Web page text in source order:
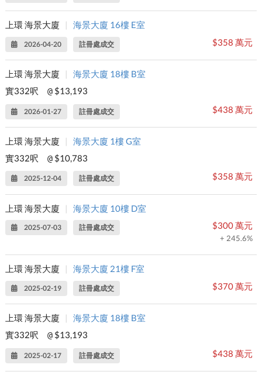
上環 海景大廈 | 海景大廈 16樓 E室
2026-04-20 註冊處成交 $358 萬元
上環 海景大廈 |
海景大廈 18樓 B室
實332呎
@ $13,193
2026-01-27 註冊處成交 $438 萬元
上環 海景大廈 |
海景大廈 1樓 G室
實332呎
@ $10,783
2025-12-04 註冊處成交 $358 萬元
上環 海景大廈 | 海景大廈 10樓 D室
2025-07-03 註冊處成交 $300 萬元
+ 245.6%
上環 海景大廈 海景大廈 21樓 F室
2025-02-19 註冊處成交 $370 萬元
上環 海景大廈 |
海景大廈 18樓 B室
實332呎
@ $13,193
2025-02-17 註冊處成交 $438 萬元